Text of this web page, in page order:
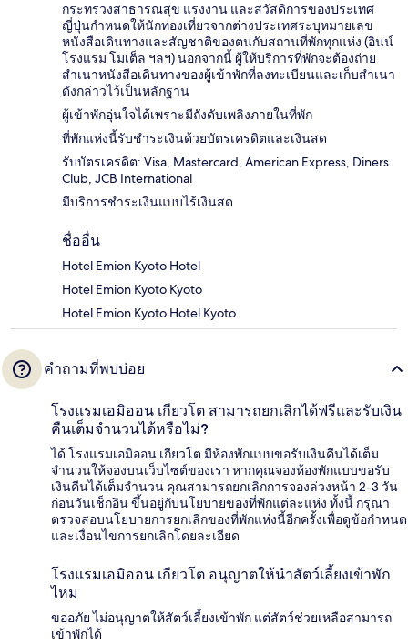
กระทรวงสาธารณสุข แรงงาน และสวัสดิการของประเทศ
ญี่ปุ่นกำหนดให้นักท่องเที่ยวจากต่างประเทศระบุหมายเลข
หนังสือเดินทางและสัญชาติของตนกับสถานที่พักทุกแห่ง (อินน์
โรงแรม โมเต็ล ฯลฯ) นอกจากนี้ ผู้ให้บริการที่พักจะต้องถ่าย
สำเนาหนังสือเดินทางของผู้เข้าพักที่ลงทะเบียนและเก็บสำเนา
ดังกล่าวไว้เป็นหลักฐาน
ผู้เข้าพักอุ่นใจได้เพราะมีถังดับเพลิงภายในที่พัก
ที่พักแห่งนี้รับชำระเงินด้วยบัตรเครดิตและเงินสด
รับบัตรเครดิต: Visa, Mastercard, American Express, Diners
Club, JCB International
มีบริการชำระเงินแบบไร้เงินสด
ชื่ออื่น
Hotel Emion Kyoto Hotel
Hotel Emion Kyoto Kyoto
Hotel Emion Kyoto Hotel Kyoto
คำถามที่พบบ่อย
โรงแรมเอมิออน เกียวโต สามารถยกเลิกได้ฟรีและรับเงิน
คืนเต็มจำนวนได้หรือไม่?
ได้ โรงแรมเอมิออน เกียวโต มีห้องพักแบบขอรับเงินคืนได้เต็ม
จำนวนให้จองบนเว็บไซต์ของเรา หากคุณจองห้องพักแบบขอรับ
เงินคืนได้เต็มจำนวน คุณสามารถยกเลิกการจองล่วงหน้า 2-3 วัน
ก่อนวันเช็กอิน ขึ้นอยู่กับนโยบายของที่พักแต่ละแห่ง ทั้งนี้ กรุณา
ตรวจสอบนโยบายการยกเลิกของที่พักแห่งนี้อีกครั้งเพื่อดูข้อกำหนด
และเงื่อนไขการยกเลิกโดยละเอียด
โรงแรมเอมิออน เกียวโต อนุญาตให้นำสัตว์เลี้ยงเข้าพัก
ไหม
ขออภัย ไม่อนุญาตให้สัตว์เลี้ยงเข้าพัก แต่สัตว์ช่วยเหลือสามารถ
เข้าพักได้